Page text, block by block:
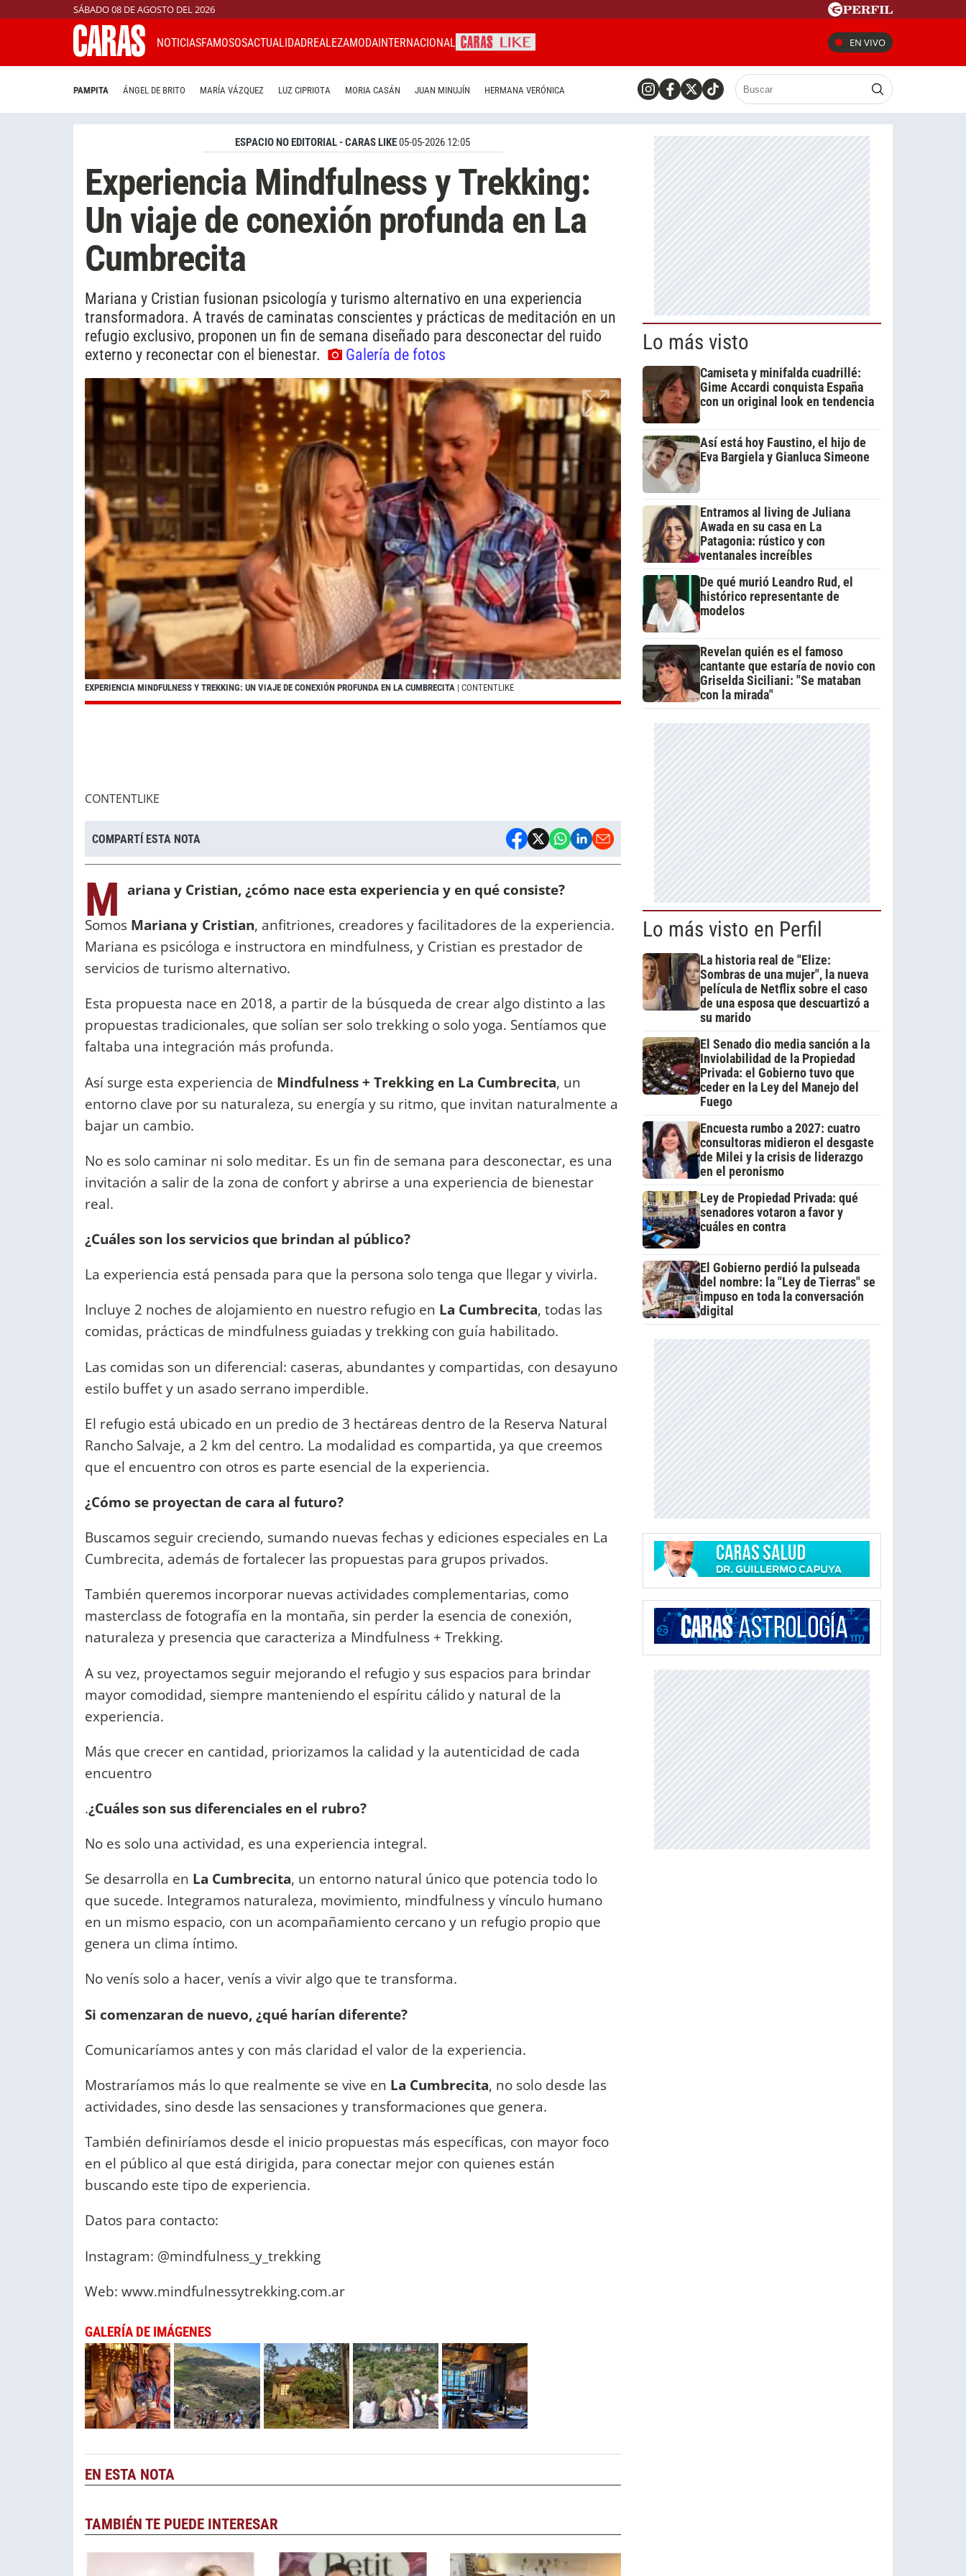
SÁBADO 08 DE AGOSTO DEL 2026
NOTICIASFAMOSOSACTUALIDADREALEZAMODAINTERNACIONAL EN VIVO
PAMPITA ÁNGEL DE BRITO MARÍA VÁZQUEZ LUZ CIPRIOTA MORIA CASÁN JUAN MINUJÍN HERMANA VERÓNICA
ESPACIO NO EDITORIAL - CARAS LIKE05-05-2026 12:05
Experiencia Mindfulness y Trekking:
Un viaje de conexión profunda en La
Cumbrecita
Mariana y Cristian fusionan psicología y turismo alternativo en una experiencia
transformadora. A través de caminatas conscientes y prácticas de meditación en un
refugio exclusivo, proponen un fin de semana diseñado para desconectar del ruido
externo y reconectar con el bienestar.
Galería de fotos
EXPERIENCIA MINDFULNESS Y TREKKING: UN VIAJE DE CONEXIÓN PROFUNDA EN LA CUMBRECITA | CONTENTLIKE
CONTENTLIKE
COMPARTÍ ESTA NOTA
M ariana y Cristian, ¿cómo nace esta experiencia y en qué consiste?
Somos Mariana y Cristian, anfitriones, creadores y facilitadores de la experiencia.
Mariana es psicóloga e instructora en mindfulness, y Cristian es prestador de
servicios de turismo alternativo.
Esta propuesta nace en 2018, a partir de la búsqueda de crear algo distinto a las
propuestas tradicionales, que solían ser solo trekking o solo yoga. Sentíamos que
faltaba una integración más profunda.
Así surge esta experiencia de Mindfulness + Trekking en La Cumbrecita, un
entorno clave por su naturaleza, su energía y su ritmo, que invitan naturalmente a
bajar un cambio.
No es solo caminar ni solo meditar. Es un fin de semana para desconectar, es una
invitación a salir de la zona de confort y abrirse a una experiencia de bienestar
real.
¿Cuáles son los servicios que brindan al público?
La experiencia está pensada para que la persona solo tenga que llegar y vivirla.
Incluye 2 noches de alojamiento en nuestro refugio en La Cumbrecita, todas las
comidas, prácticas de mindfulness guiadas y trekking con guía habilitado.
Las comidas son un diferencial: caseras, abundantes y compartidas, con desayuno
estilo buffet y un asado serrano imperdible.
El refugio está ubicado en un predio de 3 hectáreas dentro de la Reserva Natural
Rancho Salvaje, a 2 km del centro. La modalidad es compartida, ya que creemos
que el encuentro con otros es parte esencial de la experiencia.
¿Cómo se proyectan de cara al futuro?
Buscamos seguir creciendo, sumando nuevas fechas y ediciones especiales en La
Cumbrecita, además de fortalecer las propuestas para grupos privados.
También queremos incorporar nuevas actividades complementarias, como
masterclass de fotografía en la montaña, sin perder la esencia de conexión,
naturaleza y presencia que caracteriza a Mindfulness + Trekking.
A su vez, proyectamos seguir mejorando el refugio y sus espacios para brindar
mayor comodidad, siempre manteniendo el espíritu cálido y natural de la
experiencia.
Más que crecer en cantidad, priorizamos la calidad y la autenticidad de cada
encuentro
.¿Cuáles son sus diferenciales en el rubro?
No es solo una actividad, es una experiencia integral.
Se desarrolla en La Cumbrecita, un entorno natural único que potencia todo lo
que sucede. Integramos naturaleza, movimiento, mindfulness y vínculo humano
en un mismo espacio, con un acompañamiento cercano y un refugio propio que
genera un clima íntimo.
No venís solo a hacer, venís a vivir algo que te transforma.
Si comenzaran de nuevo, ¿qué harían diferente?
Comunicaríamos antes y con más claridad el valor de la experiencia.
Mostraríamos más lo que realmente se vive en La Cumbrecita, no solo desde las
actividades, sino desde las sensaciones y transformaciones que genera.
También definiríamos desde el inicio propuestas más específicas, con mayor foco
en el público al que está dirigida, para conectar mejor con quienes están
buscando este tipo de experiencia.
Datos para contacto:
Instagram: @mindfulness_y_trekking
Web: www.mindfulnessytrekking.com.ar
GALERÍA DE IMÁGENES
EN ESTA NOTA
TAMBIÉN TE PUEDE INTERESAR
Lo más visto
Camiseta y minifalda cuadrillé:
Gime Accardi conquista España
con un original look en tendencia
Así está hoy Faustino, el hijo de
Eva Bargiela y Gianluca Simeone
Entramos al living de Juliana
Awada en su casa en La
Patagonia: rústico y con
ventanales increíbles
De qué murió Leandro Rud, el
histórico representante de
modelos
Revelan quién es el famoso
cantante que estaría de novio con
Griselda Siciliani: "Se mataban
con la mirada"
Lo más visto en Perfil
La historia real de "Elize:
Sombras de una mujer", la nueva
película de Netflix sobre el caso
de una esposa que descuartizó a
su marido
El Senado dio media sanción a la
Inviolabilidad de la Propiedad
Privada: el Gobierno tuvo que
ceder en la Ley del Manejo del
Fuego
Encuesta rumbo a 2027: cuatro
consultoras midieron el desgaste
de Milei y la crisis de liderazgo
en el peronismo
Ley de Propiedad Privada: qué
senadores votaron a favor y
cuáles en contra
El Gobierno perdió la pulseada
del nombre: la "Ley de Tierras" se
impuso en toda la conversación
digital